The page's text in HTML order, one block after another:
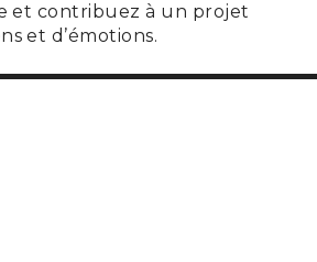
et contribuez à un projet
et d’émotions.